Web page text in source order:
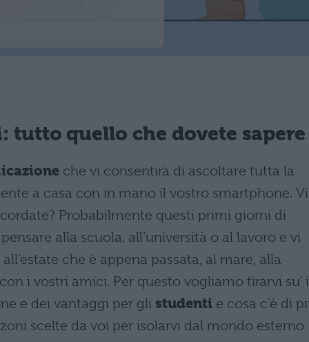
tutto quello che dovete sapere
che vi consentirà di ascoltare tutta la
a casa con in mano il vostro smartphone. Vi
Probabilmente questi primi giorni di
alla scuola, all’università o al lavoro e vi
che è appena passata, al mare, alla
i vostri amici. Per questo vogliamo tirarvi su’
e dei vantaggi per gli studenti e cosa c’è di
scelte da voi per isolarvi dal mondo esterno